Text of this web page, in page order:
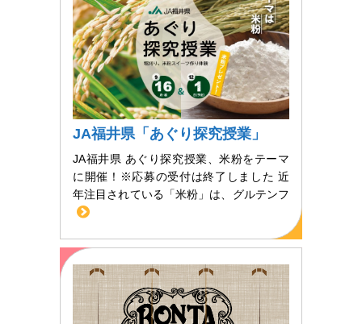
JA福井県「あぐり探究授業」
JA福井県 あぐり探究授業、米粉をテーマ
に開催！※応募の受付は終了しました 近
年注目されている「米粉」は、グルテンフ